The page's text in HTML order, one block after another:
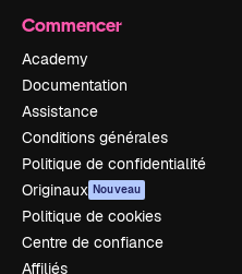
Commencer
Academy
Documentation
Assistance
Conditions générales
Politique de confidentialité
Originaux Nouveau
Politique de cookies
Centre de confiance
Affiliés